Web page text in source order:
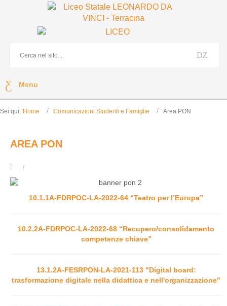
Menu
Sei qui: Home Comunicazioni Studenti e Famiglie Area PON
AREA PON
10.1.1A-FDRPOC-LA-2022-64 “Teatro per l’Europa”
10.2.2A-FDRPOC-LA-2022-68 “Recupero/consolidamento
competenze chiave”
13.1.2A-FESRPON-LA-2021-113 "Digital board:
trasformazione digitale nella didattica e nell'organizzazione"